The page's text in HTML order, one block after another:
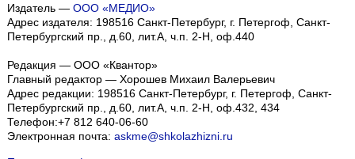
Издатель — ООО «МЕДИО»
Адрес издателя: 198516 Санкт-Петербург, г. Петергоф, Санкт-
Петербургский пр., д.60, лит.А, ч.п. 2-Н, оф.440
Редакция — ООО «Квантор»
Главный редактор — Хорошев Михаил Валерьевич
Адрес редакции: 198516 Санкт-Петербург, г. Петергоф Санкт-
Петербургский пр., д.60, лит.А, ч.п. 2-Н, оф.432, 434
Телефон:+7 812 640-06-60
Электронная почта: askme@shkolazhizni.ru